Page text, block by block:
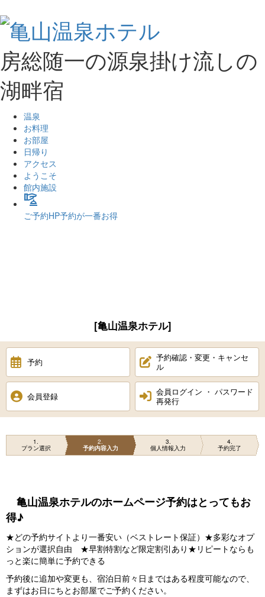
房総随一の源泉掛け流しの
湖畔宿
温泉
お料理
お部屋
日帰り
アクセス
ようこそ
館内施設
concierge
ご予約HP予約が一番お得
[亀山温泉ホテル]
予約
予約確認・変更・キャンセ
ル
会員登録
会員ログイン ・ パスワード
再発行
1
プラン選択
2
予約内容入力
3
個人情報入力
4
予約完了
亀山温泉ホテルのホームページ予約はとってもお
得♪
★どの予約サイトより一番安い（ベストレート保証）★多彩なオプ
ションが選択自由 ★早割特割など限定割引あり★リピートならも
っと楽に簡単に予約できる
予約後に追加や変更も、宿泊日前々日まではある程度可能なので、
まずはお日にちとお部屋でご予約ください。